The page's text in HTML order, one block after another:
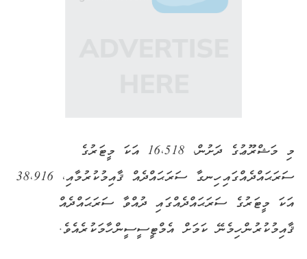
މި މަޝްރޫޢުގެ ދަށުން، 16،518 އަކަ މީޓަރުގެ
ސަރަޙައްދެއްގައި ހިނގާ ސަރަޙައްދެއް ޤާއިމުކުރުމާއި، 38،916
އަކަ މީޓަރުގެ ސަރަޙައްދެއްގައި ދުއްވާ ސަރަޙައްދެއް
ޤާއިމުކުރުން ހިމެނޭ ކަމަށް އެމްޓީސީސީން ހާމަކުރެއެވެ.